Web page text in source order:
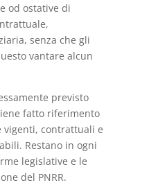
od ostative di
senza che gli
vantare alcun
previsto
fatto riferimento
vigenti, contrattuali e
Restano in ogni
legislative e le
del PNRR.